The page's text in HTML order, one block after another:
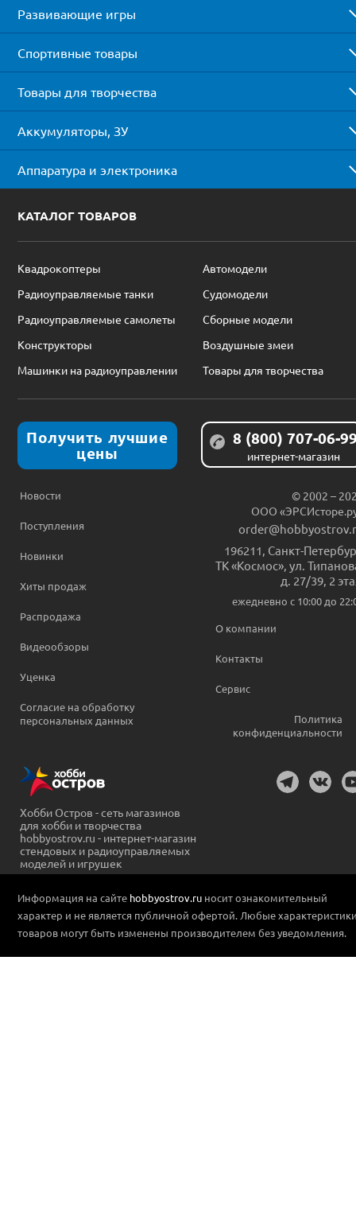
Развивающие игры
Спортивные товары
Товары для творчества
Аккумуляторы, ЗУ
Аппаратура и электроника
КАТАЛОГ ТОВАРОВ
Квадрокоптеры
Автомодели
Радиоуправляемые танки
Судомодели
Радиоуправляемые самолеты
Сборные модели
Конструкторы
Воздушные змеи
Машинки на радиоуправлении
Товары для творчества
Получить лучшие
цены
8 (800) 707-06-
интернет-магазин
Новости
Поступления
Новинки
Хиты продаж
Распродажа
Видеообзоры
Уценка
Согласие на обработку
персональных данных
© 2002 –
ООО
196211 Санкт-
ТК «Космос», ул.
д. 27/39, 2
ежедневно c 10:00 до
О компании
Контакты
Сервис
Политика
конфиденциальности
Хобби Остров - сеть магазинов
для хобби и творчества
hobbyostrov.ru - интернет-магазин
стендовых и радиоуправляемых
моделей и игрушек
Информация на сайте hobbyostrov.ru носит ознакомительный
характер и не является публичной офертой. Любые
товаров могут быть изменены производителем без уведомления.